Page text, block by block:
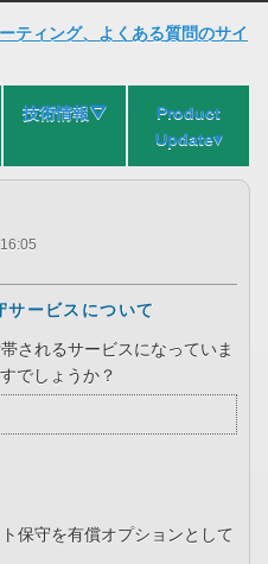
技術情報⛛
Product
Update▾
ービスについて
されるサービスになっていま
でしょうか？
保守を有償オプションとして